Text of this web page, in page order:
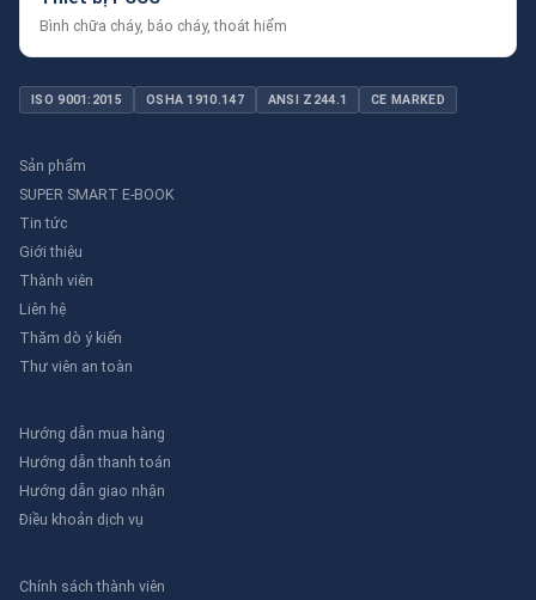
Bình chữa cháy, báo cháy, thoát hiểm
ISO 9001:2015 OSHA 1910.147 ANSI Z244.1 CE MARKED
Sản phẩm
SUPER SMART E-BOOK
Tin tức
Giới thiệu
Thành viên
Liên hệ
Thăm dò ý kiến
Thư viên an toàn
Hướng dẫn mua hàng
Hướng dẫn thanh toán
Hướng dẫn giao nhận
Điều khoản dịch vụ
Chính sách thành viên